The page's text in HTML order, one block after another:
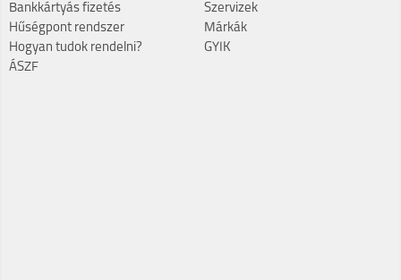
Bankkártyás fizetés
Hűségpont rendszer
Hogyan tudok rendelni?
ÁSZF
Szervizek
Márkák
GYIK